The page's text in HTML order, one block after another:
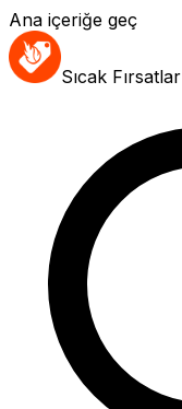
Ana içeriğe geç
Sıcak Fırsatlar